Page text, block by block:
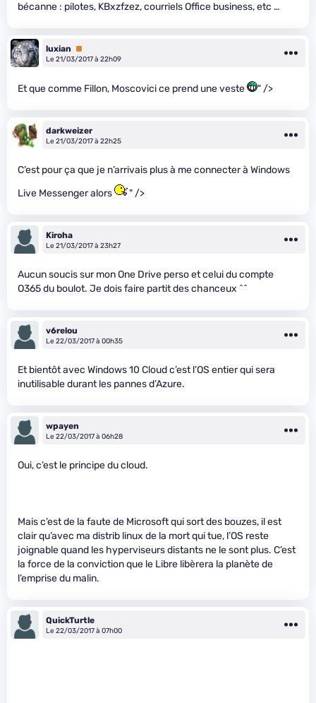
bécanne : pilotes, KBxzfzez, courriels Office business, etc …
luxian
Premium
Le 21/03/2017 à 22h09
Et que comme Fillon, Moscovici ce prend une veste " />
darkweizer
Le 21/03/2017 à 22h25
C’est pour ça que je n’arrivais plus à me connecter à Windows
Live Messenger alors
" />
Kiroha
Le 21/03/2017 à 23h27
Aucun soucis sur mon One Drive perso et celui du compte
O365 du boulot. Je dois faire partit des chanceux ^^
v6relou
Le 22/03/2017 à 00h35
Et bientôt avec Windows 10 Cloud c’est l’OS entier qui sera
inutilisable durant les pannes d’Azure.
wpayen
Le 22/03/2017 à 06h28
Oui, c’est le principe du cloud.
Mais c’est de la faute de Microsoft qui sort des bouzes, il est
clair qu’avec ma distrib linux de la mort qui tue, l’OS reste
joignable quand les hyperviseurs distants ne le sont plus. C’est
la force de la conviction que le Libre libèrera la planète de
l’emprise du malin.
QuickTurtle
Le 22/03/2017 à 07h00